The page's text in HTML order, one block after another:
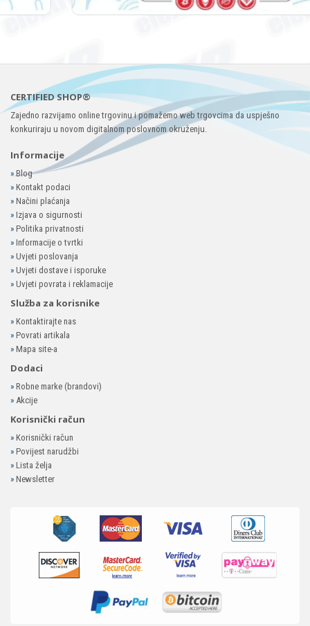
CERTIFIED SHOP®
Zajedno razvijamo online trgovinu i pomažemo web trgovcima da uspješno
konkuriraju u novom digitalnom poslovnom okruženju.
Informacije
»Blog
» Kontakt podaci
» Načini plaćanja
» Izjava o sigurnosti
» Politika privatnosti
» Informacije o tvrtki
» Uvjeti poslovanja
» Uvjeti dostave i isporuke
» Uvjeti povrata i reklamacije
Služba za korisnike
» Kontaktirajte nas
» Povrati artikala
» Mapa site-a
Dodaci
» Robne marke (brandovi)
» Akcije
Korisnički račun
» Korisnički račun
» Povijest narudžbi
» Lista želja
» Newsletter